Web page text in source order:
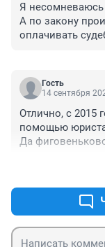
Я несомневаюсь
А по закону
оплачивать
Гость
14 сентября
Отлично, с 2015
помощью юриста
Да
давать жилье
много фондов,
ничего. И все
прибавится